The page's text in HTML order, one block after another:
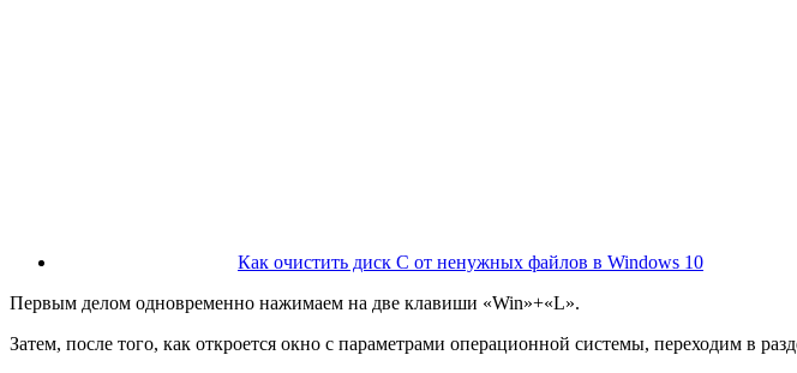
Как очистить диск С от ненужных файлов в Windows 10
Первым делом одновременно нажимаем на две клавиши «Win»+«L».
Затем, после того, как откроется окно с параметрами операционной системы, переходим в